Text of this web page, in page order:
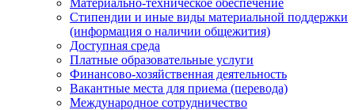
Материально-техническое обеспечение
Стипендии и иные виды материальной поддержки
(информация о наличии общежития)
Доступная среда
Платные образовательные услуги
Финансово-хозяйственная деятельность
Вакантные места для приема (перевода)
Международное сотрудничество